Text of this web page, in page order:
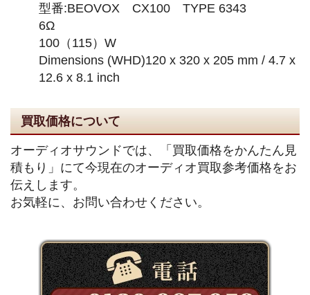
型番:BEOVOX CX100 TYPE 6343
6Ω
100（115）W
Dimensions (WHD)120 x 320 x 205 mm / 4.7 x
12.6 x 8.1 inch
買取価格について
オーディオサウンドでは、「買取価格をかんたん見
積もり」にて今現在のオーディオ買取参考価格をお
伝えします。
お気軽に、お問い合わせください。